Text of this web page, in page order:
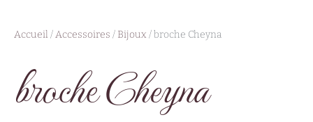
Accueil/Accessoires / Bijoux / broche Cheyna
broche Cheyna